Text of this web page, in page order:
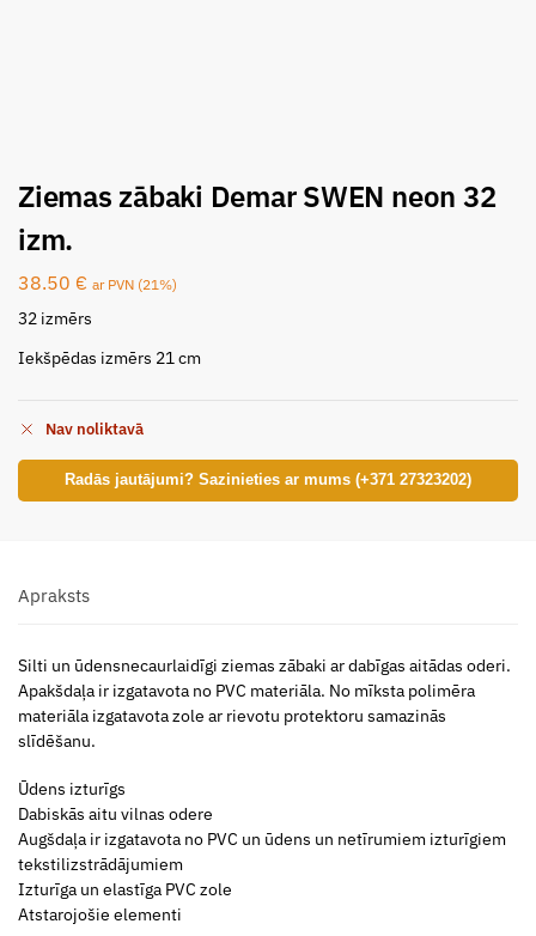
Ziemas zābaki Demar SWEN neon 32
izm.
38.50 € ar PVN (21%)
32 izmērs
Iekšpēdas izmērs 21 cm
Nav noliktavā
Radās jautājumi? Sazinieties ar mums (+371 27323202)
Apraksts
Silti un ūdensnecaurlaidīgi ziemas zābaki ar dabīgas aitādas oderi.
Apakšdaļa ir izgatavota no PVC materiāla. No mīksta polimēra
materiāla izgatavota zole ar rievotu protektoru samazinās
slīdēšanu.
Ūdens izturīgs
Dabiskās aitu vilnas odere
Augšdaļa ir izgatavota no PVC un ūdens un netīrumiem izturīgiem
tekstilizstrādājumiem
Izturīga un elastīga PVC zole
Atstarojošie elementi